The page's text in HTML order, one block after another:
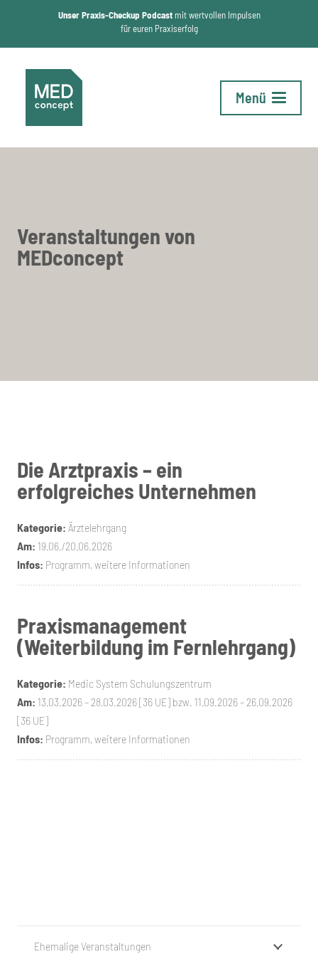
Unser Praxis-Checkup Podcastmit wertvollen Impulsen
für euren Praxiserfolg
Menü
Veranstaltungen von
MEDconcept
Die Arztpraxis – ein
erfolgreiches Unternehmen
Kategorie: Ärztelehrgang
Am: 19.06./20.06.2026
Infos: Programm, weitere Informationen
Praxismanagement
(Weiterbildung im Fernlehrgang)
Kategorie: Medic System Schulungszentrum
Am: 13.03.2026 – 28.03.2026 [36 UE] bzw. 11.09.2026 – 26.09.2026
[36 UE]
Infos: Programm, weitere Informationen
Ehemalige Veranstaltungen